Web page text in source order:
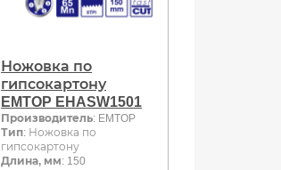
Ножовка по
гипсокартону
EMTOP EHASW1501
Производитель: EMTOP
Тип: Ножовка по
гипсокартону
Длина, мм: 150